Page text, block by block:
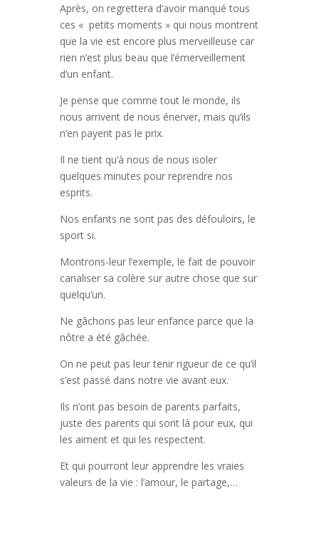
Après, on regrettera d’avoir manqué tous
ces « petits moments » qui nous montrent
que la vie est encore plus merveilleuse car
rien n’est plus beau que l’émerveillement
d’un enfant.
Je pense que comme tout le monde, ils
nous arrivent de nous énerver, mais qu’ils
n’en payent pas le prix.
Il ne tient qu’à nous de nous isoler
quelques minutes pour reprendre nos
esprits.
Nos enfants ne sont pas des défouloirs, le
sport si.
Montrons-leur l’exemple, le fait de pouvoir
canaliser sa colère sur autre chose que sur
quelqu’un.
Ne gâchons pas leur enfance parce que la
nôtre a été gâchée.
On ne peut pas leur tenir rigueur de ce qu’il
s’est passé dans notre vie avant eux.
Ils n’ont pas besoin de parents parfaits,
juste des parents qui sont là pour eux, qui
les aiment et qui les respectent.
Et qui pourront leur apprendre les vraies
valeurs de la vie : l’amour, le partage,…